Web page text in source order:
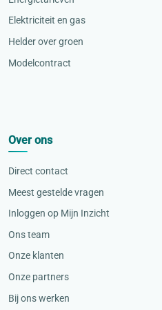
Elektriciteit en gas
Helder over groen
Modelcontract
Over ons
Direct contact
Meest gestelde vragen
Inloggen op Mijn Inzicht
Ons team
Onze klanten
Onze partners
Bij ons werken